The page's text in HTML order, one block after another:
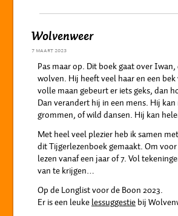
Wolvenweer
7 maart 2023
Pas maar op. Dit boek gaat over
wolven. Hij heeft veel haar en een
volle maan gebeurt er iets geks, dan
Dan verandert hij in een mens. Hij
grommen, of wild dansen. Hij kan
Met heel veel plezier heb ik samen met
dit Tijgerlezenboek gemaakt. Om
lezen vanaf een jaar of 7. Vol
van te krijgen…
Op de Longlist voor de Boon 2023.
Er is een leukelessuggestiebij